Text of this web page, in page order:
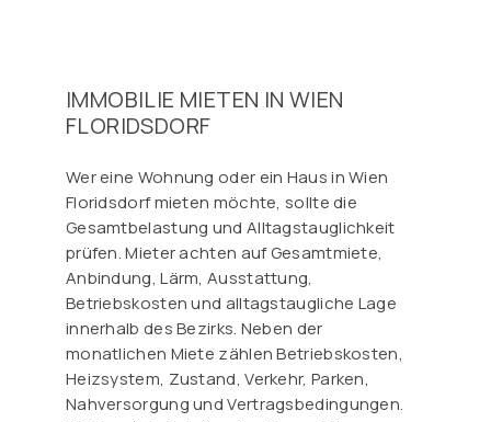
IMMOBILIE MIETEN IN WIEN
FLORIDSDORF
Wer eine Wohnung oder ein Haus in Wien
Floridsdorf mieten möchte, sollte die
Gesamtbelastung und Alltagstauglichkeit
prüfen. Mieter achten auf Gesamtmiete,
Anbindung, Lärm, Ausstattung,
Betriebskosten und alltagstaugliche Lage
innerhalb des Bezirks. Neben der
monatlichen Miete zählen Betriebskosten,
Heizsystem, Zustand, Verkehr, Parken,
Nahversorgung und Vertragsbedingungen.